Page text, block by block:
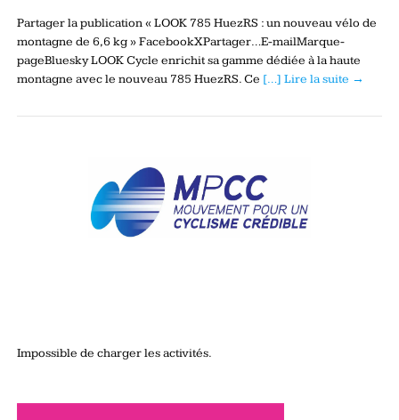
Partager la publication « LOOK 785 HuezRS : un nouveau vélo de
montagne de 6,6 kg » FacebookXPartager…E-mailMarque-
pageBluesky LOOK Cycle enrichit sa gamme dédiée à la haute
montagne avec le nouveau 785 HuezRS. Ce […] Lire la suite →
Impossible de charger les activités.